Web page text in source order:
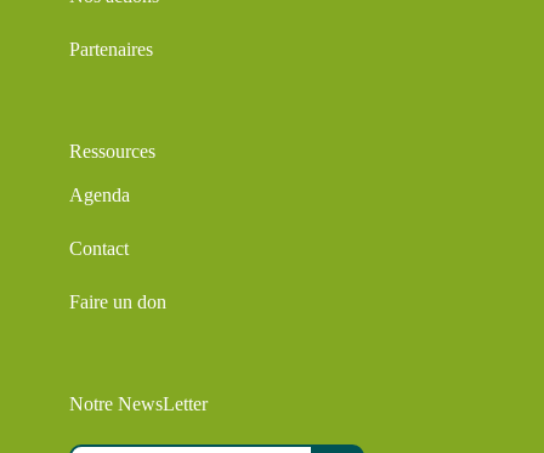
Partenaires
Ressources
Agenda
Contact
Faire un don
Notre NewsLetter